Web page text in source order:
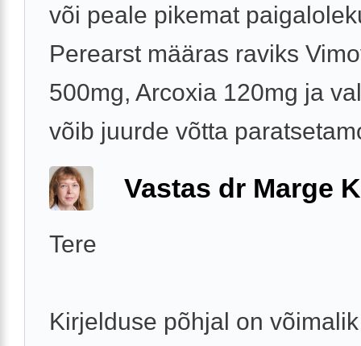
või peale pikemat
Perearst määras raviks
500mg, Arcoxia 120mg ja
võib juurde võtta
Vastas dr Marge
Tere
Kirjelduse põhjal on